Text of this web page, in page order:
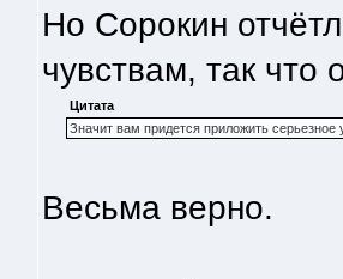
Но Сорокин
чувствам, так что
Цитата
Значит вам придется приложить
Весьма верно.